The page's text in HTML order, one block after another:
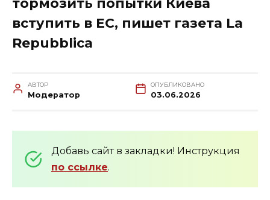
тормозить попытки Киева
вступить в ЕС, пишет газета La
Repubblica
АВТОР
Модератор
ОПУБЛИКОВАНО
03.06.2026
Добавь сайт в закладки! Инструкция
по ссылке.